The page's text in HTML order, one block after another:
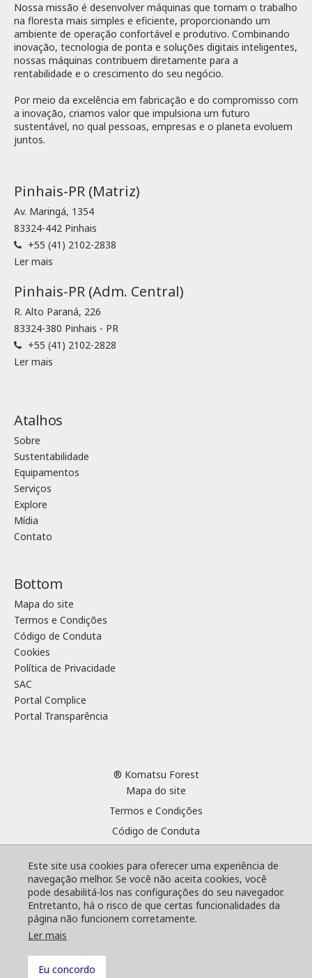
Nossa missão é desenvolver máquinas que tornam o trabalho
na floresta mais simples e eficiente, proporcionando um
ambiente de operação confortável e produtivo. Combinando
inovação, tecnologia de ponta e soluções digitais inteligentes,
nossas máquinas contribuem diretamente para a
rentabilidade e o crescimento do seu negócio.
Por meio da excelência em fabricação e do compromisso com
a inovação, criamos valor que impulsiona um futuro
sustentável, no qual pessoas, empresas e o planeta evoluem
juntos.
Pinhais-PR (Matriz)
Av. Maringá, 1354
83324-442 Pinhais
+55 (41) 2102-2838
Ler mais
Pinhais-PR (Adm. Central)
R. Alto Paraná, 226
83324-380 Pinhais - PR
+55 (41) 2102-2828
Ler mais
Atalhos
Sobre
Sustentabilidade
Equipamentos
Serviços
Explore
Mídia
Contato
Bottom
Mapa do site
Termos e Condições
Código de Conduta
Cookies
Política de Privacidade
SAC
Portal Complice
Portal Transparência
® Komatsu Forest
Mapa do site
Termos e Condições
Código de Conduta
Política de Privacidade
SAC
Portal Complice
Este site usa cookies para oferecer uma experiência de
navegação melhor. Se você não aceita cookies, você
pode desabilitá-los nas configurações do seu navegador.
Entretanto, há o risco de que certas funcionalidades da
página não funcionem corretamente.
Ler mais
Eu concordo